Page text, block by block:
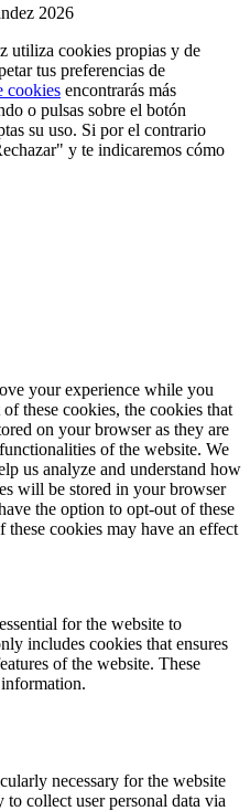
2026
utiliza cookies propias y de
tus preferencias de
cookies encontrarás más
o pulsas sobre el botón
su uso. Si por el contrario
y te indicaremos cómo
your experience while you
these cookies, the cookies that
on your browser as they are
of the website. We
us analyze and understand how
will be stored in your browser
the option to opt-out of these
cookies may have an effect
for the website to
includes cookies that ensures
of the website. These
necessary for the website
collect user personal data via